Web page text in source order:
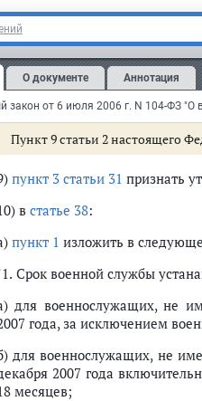
О документе Аннотация
Решение призывной
Федерации срок
субъекта
срок со дня ее
В этом случае выполнение
комиссией соответствующего
Пункт 9 статьи 2 настоящего
пункт 3 статьи 31 признать
в статье 38:
пункт 1 изложить в
Срок военной службы
для военнослужащих, не
года, за исключением
для военнослужащих, не
2007 года
месяцев;